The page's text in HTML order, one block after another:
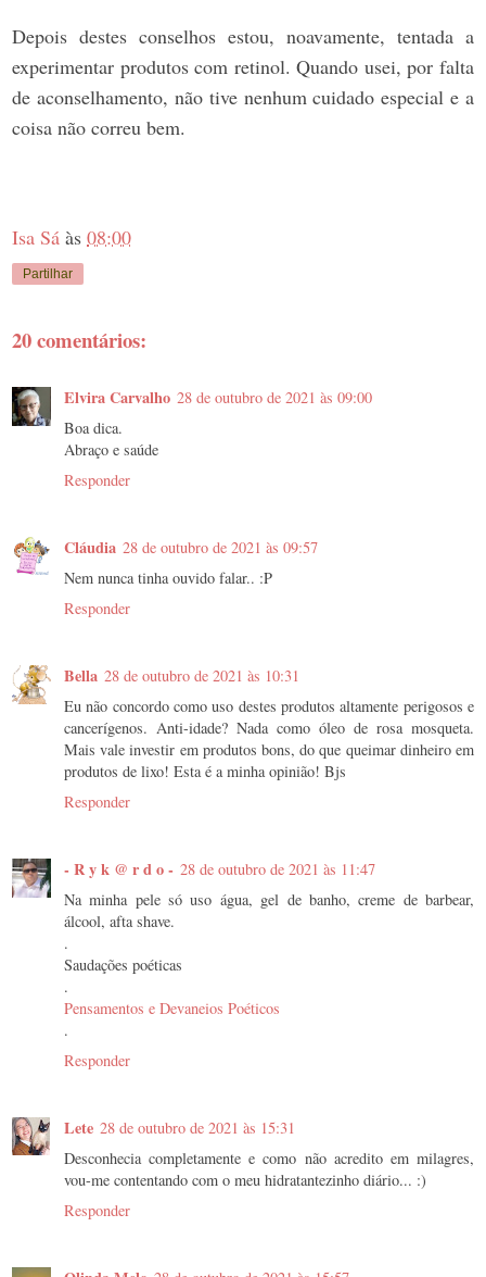
Depois destes conselhos estou, noavamente, tentada a
experimentar produtos com retinol. Quando usei, por falta
de aconselhamento, não tive nenhum cuidado especial e a
coisa não correu bem.
Isa Sá às 08:00
Partilhar
20 comentários:
Elvira Carvalho 28 de outubro de 2021 às 09:00
Boa dica.
Abraço e saúde
Responder
Cláudia 28 de outubro de 2021 às 09:57
Nem nunca tinha ouvido falar.. :P
Responder
Bella 28 de outubro de 2021 às 10:31
Eu não concordo como uso destes produtos altamente perigosos e
cancerígenos. Anti-idade? Nada como óleo de rosa mosqueta.
Mais vale investir em produtos bons, do que queimar dinheiro em
produtos de lixo! Esta é a minha opinião! Bjs
Responder
- R y k @ r d o - 28 de outubro de 2021 às 11:47
Na minha pele só uso água, gel de banho, creme de barbear,
álcool, afta shave.
.
Saudações poéticas
.
Pensamentos e Devaneios Poéticos
.
Responder
Lete 28 de outubro de 2021 às 15:31
Desconhecia completamente e como não acredito em milagres,
vou-me contentando com o meu hidratantezinho diário... :)
Responder